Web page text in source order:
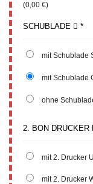
(0,00 €)
SCHUBLADE *
mit Schublade
mit Schublade
ohne
2. BON DRUCKER
mit 2. Drucker
mit 2. Drucker